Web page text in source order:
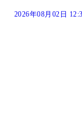
2026年08月02日